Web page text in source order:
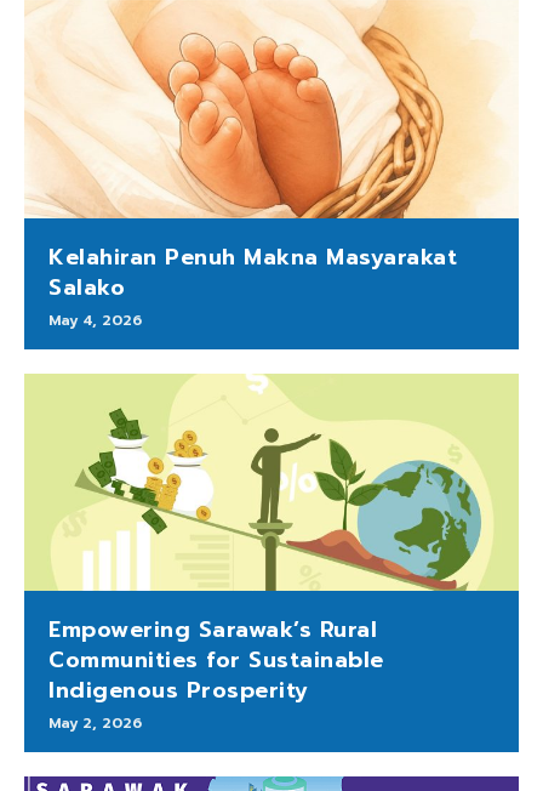
Kelahiran Penuh Makna Masyarakat
Salako
May 4, 2026
Empowering Sarawak’s Rural
Communities for Sustainable
Indigenous Prosperity
May 2, 2026